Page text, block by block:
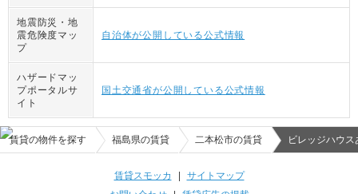
地震防災・地
震危険度マッ
プ
自治体が公開している公式情報
ハザードマッ
プポータルサ
イト
国土交通省が公開している公式情報
賃貸の物件を探す 福島県の賃貸 二本松市の賃貸 ビレッジハウス
賃貸スモッカ
サイトマップ